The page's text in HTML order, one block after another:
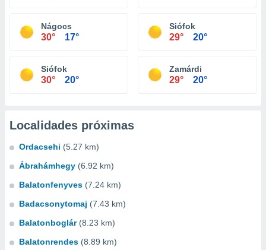
Nágocs
30° 17°
Siófok
29° 20°
Siófok
30° 20°
Zamárdi
29° 20°
Localidades próximas
Ordacsehi (5.27 km)
Ábrahámhegy (6.92 km)
Balatonfenyves (7.24 km)
Badacsonytomaj (7.43 km)
Balatonboglár (8.23 km)
Balatonrendes (8.89 km)